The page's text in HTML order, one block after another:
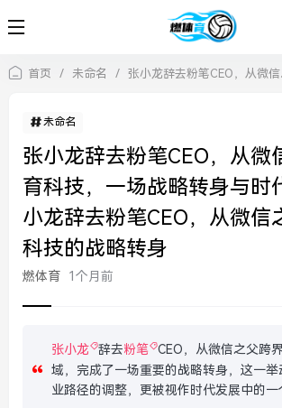
首页 / 未命名 / 张小龙辞去粉笔CEO，从微信之父到教育科技，一场战略转身与时代注脚，张小龙
未命名
张小龙辞去粉笔CEO，从微
育科技，一场战略转身与时
小龙辞去粉笔CEO，从微信
科技的战略转身
燃体育 1个月前
张小龙 辞去粉笔
CEO，从微信之父跨
域，完成了一场重要的战略转身，这一举
业路径的调整，更被视作时代发展中的一